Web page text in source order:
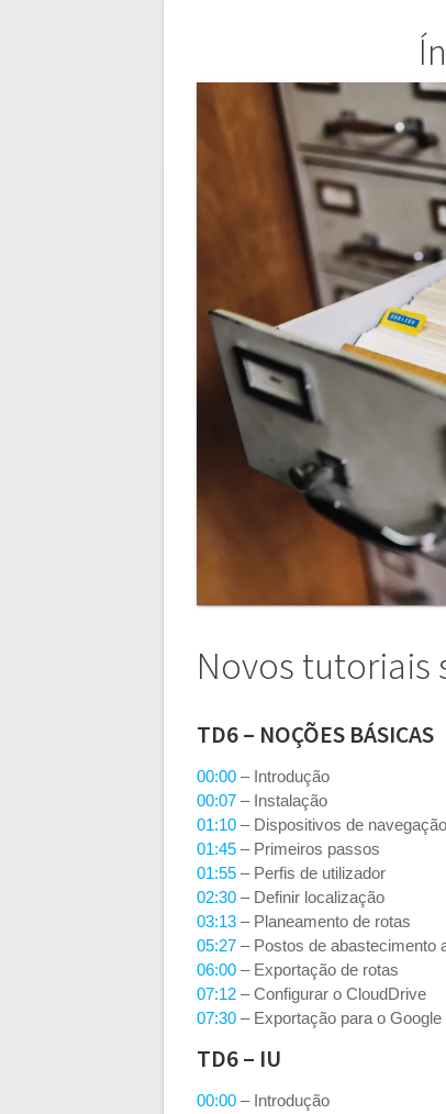
Novos tutoriais
TD6 – NOÇÕES BÁSICAS
00:00 – Introdução
00:07 – Instalação
01:10 – Dispositivos de navegação
01:45 – Primeiros passos
01:55 – Perfis de utilizador
02:30 – Definir localização
03:13 – Planeamento de rotas
05:27 – Postos de abastecimento
06:00 – Exportação de rotas
07:12 – Configurar o CloudDrive
07:30 – Exportação para o Google
TD6 – IU
00:00 – Introdução
de
artigos